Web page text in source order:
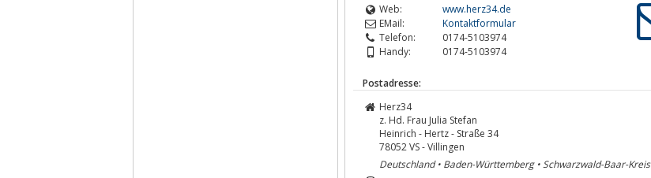
Web:
www.herz34.de
EMail:
Kontaktformular
Telefon:
0174-5103974
Handy:
0174-5103974
Postadresse:
Herz34
z. Hd. Frau Julia Stefan
Heinrich - Hertz - Straße 34
78052VS - Villingen
Deutschland • Baden-Württemberg • Schwarzwald-Baar-Kreis